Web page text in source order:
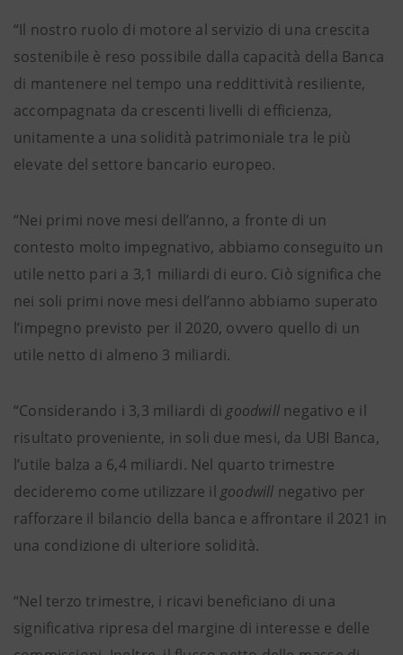
“Il nostro ruolo di motore al servizio di una crescita
sostenibile è reso possibile dalla capacità della Banca
di mantenere nel tempo una reddittività resiliente,
accompagnata da crescenti livelli di efficienza,
unitamente a una solidità patrimoniale tra le più
elevate del settore bancario europeo.
“Nei primi nove mesi dell’anno, a fronte di un
contesto molto impegnativo, abbiamo conseguito un
utile netto pari a 3,1 miliardi di euro. Ciò significa che
nei soli primi nove mesi dell’anno abbiamo superato
l’impegno previsto per il 2020, ovvero quello di un
utile netto di almeno 3 miliardi.
“Considerando i 3,3 miliardi di goodwill negativo e il
risultato proveniente, in soli due mesi, da UBI Banca,
l’utile balza a 6,4 miliardi. Nel quarto trimestre
decideremo come utilizzare il goodwill negativo per
rafforzare il bilancio della banca e affrontare il 2021 in
una condizione di ulteriore solidità.
“Nel terzo trimestre, i ricavi beneficiano di una
significativa ripresa del margine di interesse e delle